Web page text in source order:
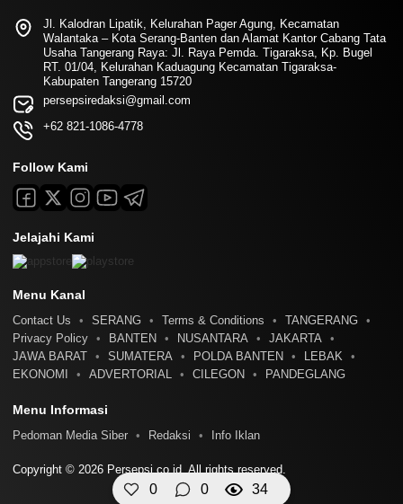
0 0 34
Jl. Kalodran Lipatik, Kelurahan Pager Agung, Kecamatan
Walantaka – Kota Serang-Banten dan Alamat Kantor Cabang Tata
Usaha Tangerang Raya: Jl. Raya Pemda. Tigaraksa, Kp. Bugel
RT. 01/04, Kelurahan Kaduagung Kecamatan Tigaraksa-
Kabupaten Tangerang 15720
persepsiredaksi@gmail.com
+62 821-1086-4778
Follow Kami
Jelajahi Kami
Menu Kanal
Contact Us SERANG Terms & Conditions
TANGERANG
Privacy Policy
BANTEN NUSANTARA
JAKARTA
JAWA BARAT
SUMATERA POLDA BANTEN
LEBAK
EKONOMI
ADVERTORIAL CILEGON PANDEGLANG
Menu Informasi
Pedoman Media Siber Redaksi Info Iklan
Copyright © 2026 Persepsi.co.id. All rights reserved.